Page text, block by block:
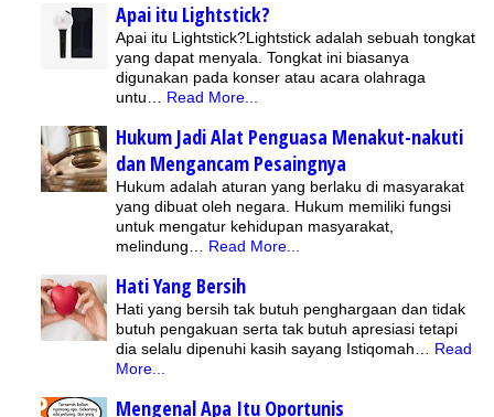
Apai itu Lightstick?
Apai itu Lightstick?Lightstick adalah sebuah tongkat
yang dapat menyala. Tongkat ini biasanya
digunakan pada konser atau acara olahraga
untu… Read More...
Hukum Jadi Alat Penguasa Menakut-nakuti
dan Mengancam Pesaingnya
Hukum adalah aturan yang berlaku di masyarakat
yang dibuat oleh negara. Hukum memiliki fungsi
untuk mengatur kehidupan masyarakat,
melindung… Read More...
Hati Yang Bersih
Hati yang bersih tak butuh penghargaan dan tidak
butuh pengakuan serta tak butuh apresiasi tetapi
dia selalu dipenuhi kasih sayang Istiqomah… Read
More...
Mengenal Apa Itu Oportunis